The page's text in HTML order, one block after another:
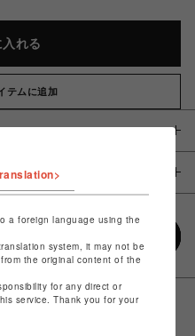
れる
テムに追加
a foreign language using the
system, it may not be
the original content of the
for any direct or
service. Thank you for your